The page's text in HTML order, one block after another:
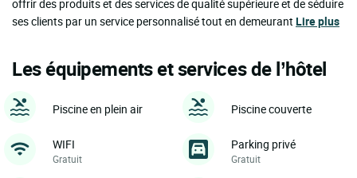
offrir des produits et des services de qualité supérieure et de séduire
ses clients par un service personnalisé tout en demeurant Lire plus
Les équipements et services de l’hôtel
Piscine en plein air Piscine couverte
WIFI
Gratuit
Parking privé
Gratuit